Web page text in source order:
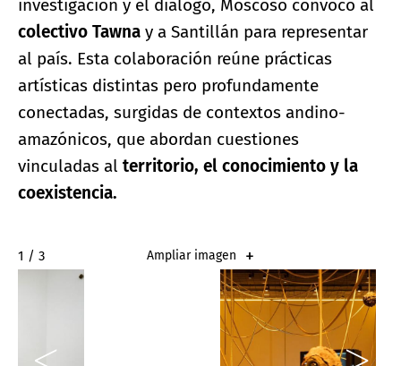
investigación y el diálogo, Moscoso convocó al
colectivo Tawna y a Santillán para representar
al país. Esta colaboración reúne prácticas
artísticas distintas pero profundamente
conectadas, surgidas de contextos andino-
amazónicos, que abordan cuestiones
vinculadas al territorio, el conocimiento y la
coexistencia.
2 / 3 Ampliar imagen